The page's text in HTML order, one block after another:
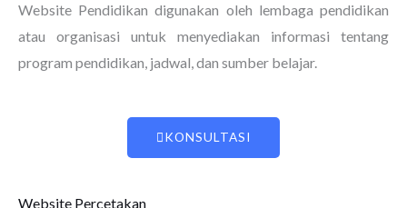
Website Pendidikan digunakan oleh lembaga pendidikan
atau organisasi untuk menyediakan informasi tentang
program pendidikan, jadwal, dan sumber belajar.
KONSULTASI
Website Percetakan